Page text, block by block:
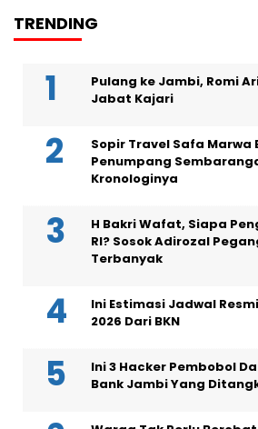
TRENDING
Pulang ke Jambi, Romi
Jabat Kajari
Sopir Travel Safa
Penumpang
Kronologinya
H Bakri Wafat, Siapa
RI? Sosok Adirozal
Terbanyak
Ini Estimasi Jadwal Resmi
2026 Dari BKN
Ini 3 Hacker Pembobol
Bank Jambi Yang